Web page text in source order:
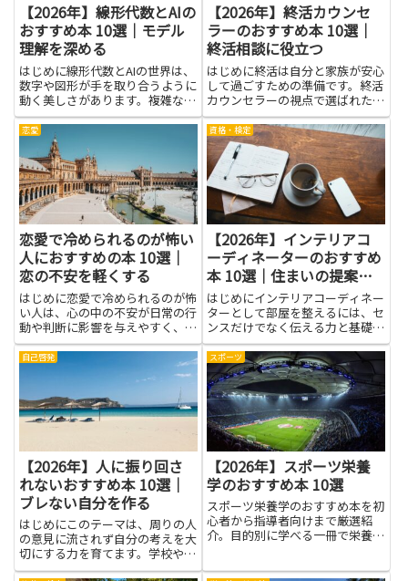
【2026年】線形代数とAIの
おすすめ本 10選｜モデル
理解を深める
はじめに線形代数とAIの世界は、
数字や図形が手を取り合うように
動く美しさがあります。複雑なモ
デルのしくみを理解するには、ま
ず基本の考え方をそろえることが
近道です。この記事で紹介する本
は、難しすぎず、日常の例と結び
つけて学べるものです。数学の...
【2026年】終活カウンセ
ラーのおすすめ本 10選｜
終活相談に役立つ
はじめに終活は自分と家族が安心
して過ごすための準備です。終活
カウンセラーの視点で選ばれた本
は、話し方のコツや必要な情報を
やさしく伝えてくれます。読みや
すい本を手にすることで、家族と
の話し合いがスムーズになり、困
ったときに何をどう進めればよ
い...
恋愛
恋愛で冷められるのが怖い
人におすすめの本 10選｜
恋の不安を軽くする
はじめに恋愛で冷められるのが怖
い人は、心の中の不安が日常の行
動や判断に影響を与えやすく、相
手への接し方や自分らしさを見失
いがちです。本を通して心の仕組
みや不安の発生メカニズム、コミ
ュニケーションのコツを学べば、
感情を整理する力が育ちます。
知...
資格・検定
【2026年】インテリアコ
ーディネーターのおすすめ
本 10選｜住まいの提案力
を磨く
はじめにインテリアコーディネー
ターとして部屋を整えるには、セ
ンスだけでなく伝える力と基礎知
識が大切です。本を通して、色の
組み方や素材の合わせ方、光の使
い方といった基本をやさしく学べ
ば、クライアントの希望を形にす
るヒントがつかめます。また、
さ...
自己啓発
【2026年】人に振り回さ
れないおすすめ本 10選｜
ブレない自分を作る
はじめにこのテーマは、周りの人
の意見に流されず自分の考えを大
切にする力を育てます。学校や部
活、友だち関係でいろんな話が飛
スポーツ
【2026年】スポーツ栄養
学のおすすめ本 10選
スポーツ栄養学のおすすめ本を初
心者から指導者向けまで厳選紹
介。目的別に学べる一冊で栄養知